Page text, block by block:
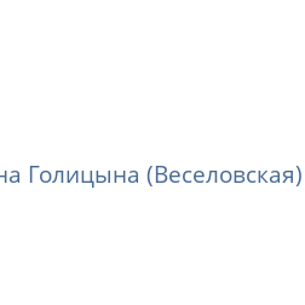
Голицына (Веселовская)